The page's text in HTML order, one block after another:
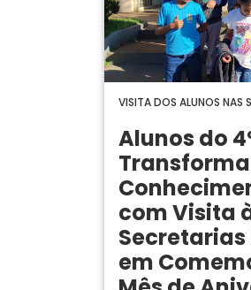
VISITA DOS ALUNOS NAS
Alunos do
com Visita
em